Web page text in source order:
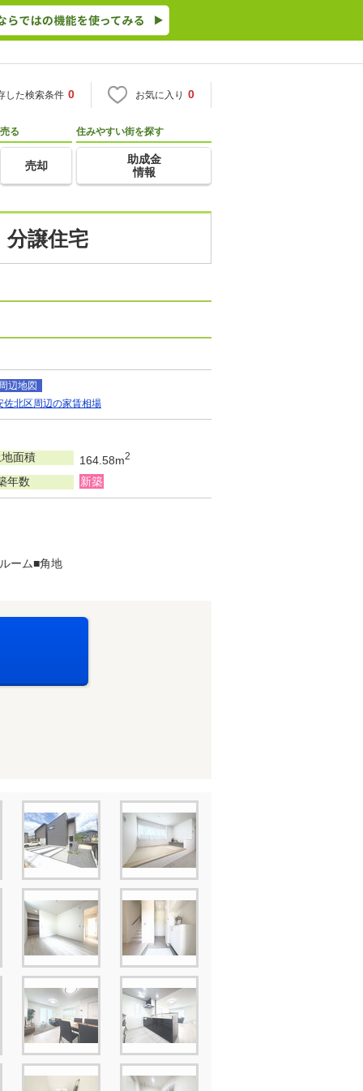
した検索条件 0 お気に入り 0
売る
売却
住みやすい街を探す
助成金
情報
分譲住宅
辺地図
佐北区周辺の家賃相場
面積 164.58m2
年数 新築
ーム■角地